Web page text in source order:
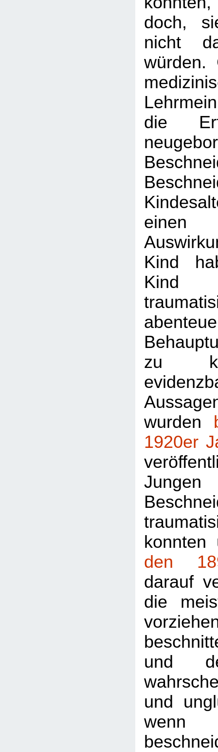
doch,
nicht
würden.
die
einen
Kind
Kind
zu
wurden
1920er
den
darauf
die
und
und